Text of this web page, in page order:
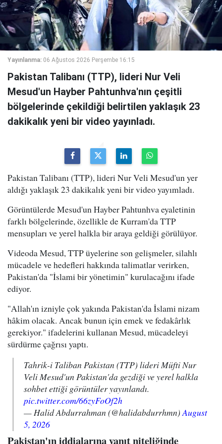
Yayınlanma: 06 Ağustos 2026 Perşembe 16:15
Pakistan Talibanı (TTP), lideri Nur Veli
Mesud'un Hayber Pahtunhva'nın çeşitli
bölgelerinde çekildiği belirtilen yaklaşık 23
dakikalık yeni bir video yayınladı.
Pakistan Talibanı (TTP), lideri Nur Veli Mesud'un yer
aldığı yaklaşık 23 dakikalık yeni bir video yayımladı.
Görüntülerde Mesud'un Hayber Pahtunhva eyaletinin
farklı bölgelerinde, özellikle de Kurram'da TTP
mensupları ve yerel halkla bir araya geldiği görülüyor.
Videoda Mesud, TTP üyelerine son gelişmeler, silahlı
mücadele ve hedefleri hakkında talimatlar verirken,
Pakistan'da "İslami bir yönetimin" kurulacağını ifade
ediyor.
"Allah'ın izniyle çok yakında Pakistan'da İslami nizam
hâkim olacak. Ancak bunun için emek ve fedakârlık
gerekiyor." ifadelerini kullanan Mesud, mücadeleyi
sürdürme çağrısı yaptı.
Tahrik-i Taliban Pakistan (TTP) lideri Müfti Nur
Veli Mesud'un Pakistan'da gezdiği ve yerel halkla
sohbet ettiği görüntüler yayınlandı.
pic.twitter.com/66zyFoOf2h
— Halid Abdurrahman (@halidabdurrhmn)August
5, 2026
Pakistan'ın iddialarına yanıt niteliğinde